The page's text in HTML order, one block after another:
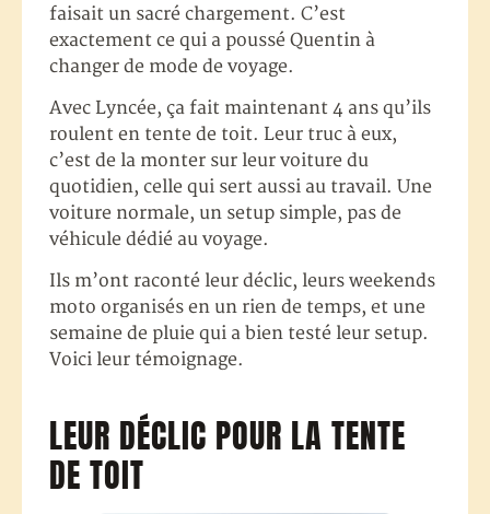
faisait un sacré chargement. C’est
exactement ce qui a poussé Quentin à
changer de mode de voyage.
Avec Lyncée, ça fait maintenant 4 ans qu’ils
roulent en tente de toit. Leur truc à eux,
c’est de la monter sur leur voiture du
quotidien, celle qui sert aussi au travail. Une
voiture normale, un setup simple, pas de
véhicule dédié au voyage.
Ils m’ont raconté leur déclic, leurs weekends
moto organisés en un rien de temps, et une
semaine de pluie qui a bien testé leur setup.
Voici leur témoignage.
LEUR DÉCLIC POUR LA TENTE
DE TOIT